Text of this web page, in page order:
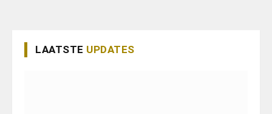
LAATSTE UPDATES